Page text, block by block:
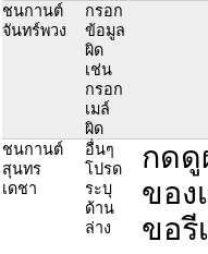
ชนกานต์
จันทร์พวง
กรอก
ข้อมูล
ผิด
เช่น
กรอก
เมล์
ผิด
ชนกานต์
สุนทร
เดชา
อื่นๆ
โปรด
ระบุ
ด้าน
ล่าง
กดดู
ของ
ขอรี